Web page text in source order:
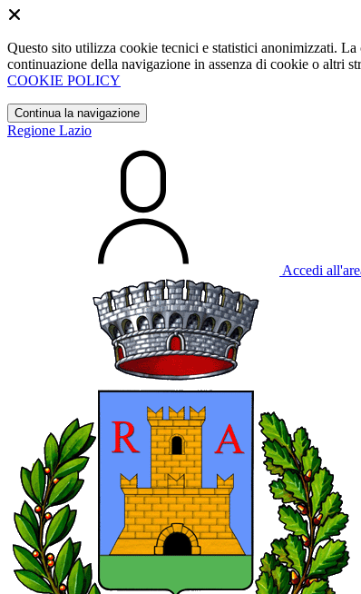
Questo sito utilizza cookie tecnici e statistici anonimizzati.
continuazione della navigazione in assenza di cookie o altri
COOKIE POLICY
Continua la navigazione
Regione Lazio
Accedi